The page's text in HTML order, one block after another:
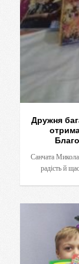
Дружня
Санчата
радість й